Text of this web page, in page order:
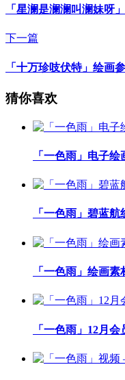
「星澜是澜澜叫澜妹呀
下一篇
「十万珍吱伏特」绘画
猜你喜欢
「一色雨」电子
「一色雨」碧蓝
「一色雨」绘画
「一色雨」12月